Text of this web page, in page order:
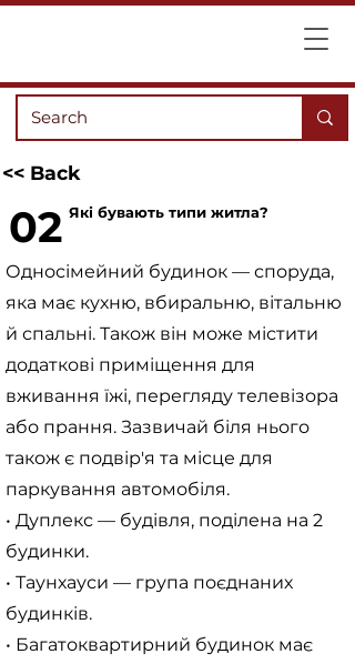
<< Back
02 Які бувають типи житла?
Односімейний будинок — споруда,
яка має кухню, вбиральню, вітальню
й спальні. Також він може містити
додаткові приміщення для
вживання їжі, перегляду телевізора
або прання. Зазвичай біля нього
також є подвір'я та місце для
паркування автомобіля.
• Дуплекс — будівля, поділена на 2
будинки.
• Таунхауси — група поєднаних
будинків.
• Багатоквартирний будинок має